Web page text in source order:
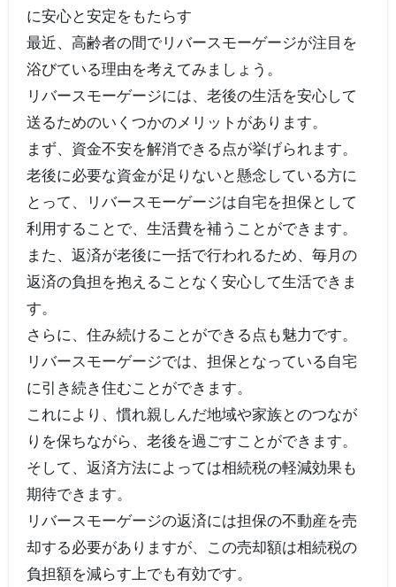
に安心と安定をもたらす
最近、高齢者の間でリバースモーゲージが注目を
浴びている理由を考えてみましょう。
リバースモーゲージには、老後の生活を安心して
送るためのいくつかのメリットがあります。
まず、資金不安を解消できる点が挙げられます。
老後に必要な資金が足りないと懸念している方に
とって、リバースモーゲージは自宅を担保として
利用することで、生活費を補うことができます。
また、返済が老後に一括で行われるため、毎月の
返済の負担を抱えることなく安心して生活できま
す。
さらに、住み続けることができる点も魅力です。
リバースモーゲージでは、担保となっている自宅
に引き続き住むことができます。
これにより、慣れ親しんだ地域や家族とのつなが
りを保ちながら、老後を過ごすことができます。
そして、返済方法によっては相続税の軽減効果も
期待できます。
リバースモーゲージの返済には担保の不動産を売
却する必要がありますが、この売却額は相続税の
負担額を減らす上でも有効です。